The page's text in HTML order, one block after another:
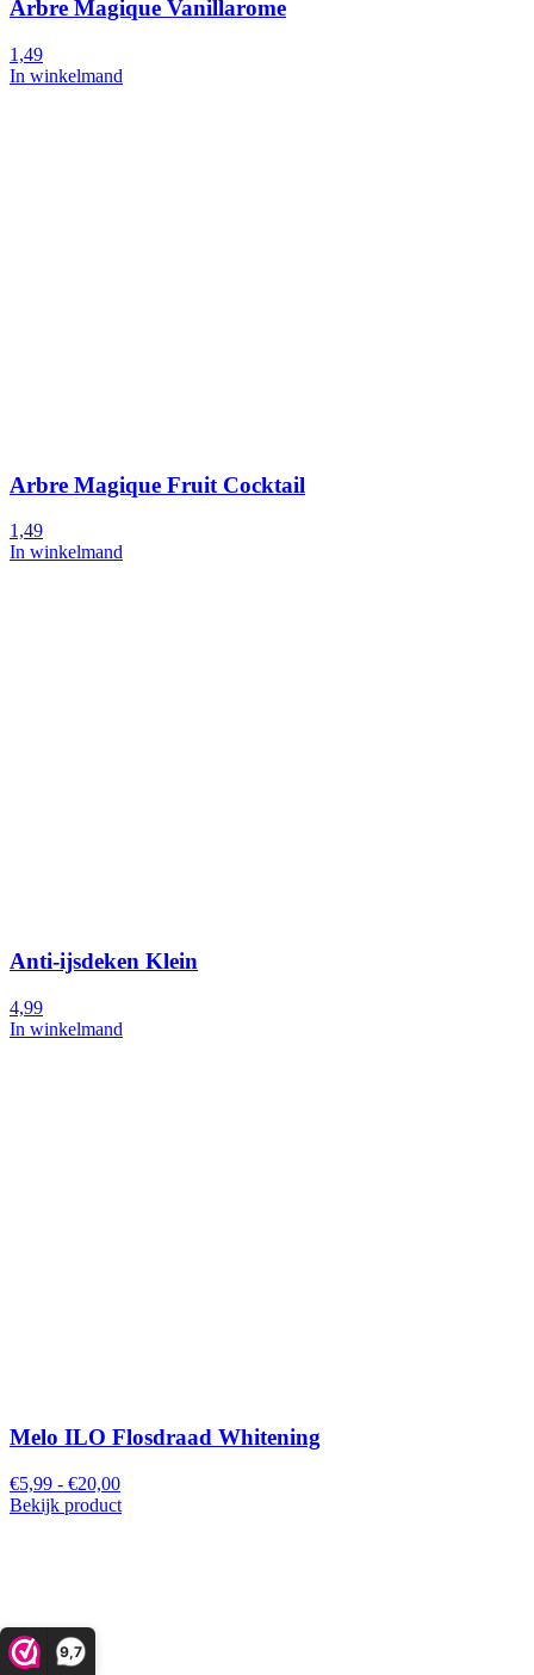
9,7
Arbre Magique Vanillarome
1,49
In winkelmand
Arbre Magique Fruit Cocktail
1,49
In winkelmand
Anti-ijsdeken Klein
4,99
In winkelmand
Melo ILO Flosdraad Whitening
€5,99 - €20,00
Bekijk product